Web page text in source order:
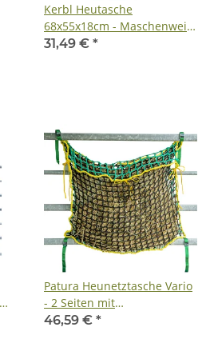
Kerbl Heutasche
68x55x18cm - Maschenweite
5x5cm
31,49 € *
Patura Heunetztasche Vario
- 2 Seiten mit
unterschiedlichen
46,59 € *